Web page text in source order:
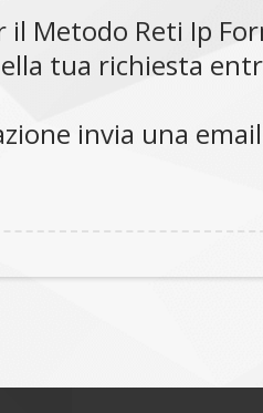
il Metodo Reti Ip
tua richiesta
invia una